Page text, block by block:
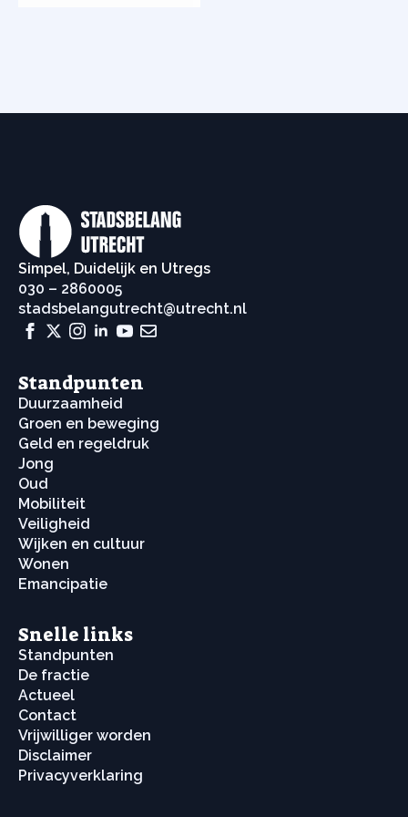
Simpel, Duidelijk en Utregs
030 – 2860005
stadsbelangutrecht@utrecht.nl
Standpunten
Duurzaamheid
Groen en beweging
Geld en regeldruk
Jong
Oud
Mobiliteit
Veiligheid
Wijken en cultuur
Wonen
Emancipatie
Snelle links
Standpunten
De fractie
Actueel
Contact
Vrijwilliger worden
Disclaimer
Privacyverklaring